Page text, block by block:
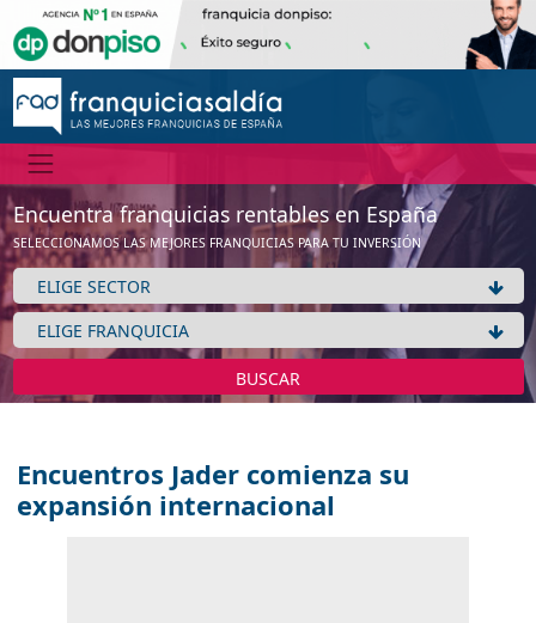
Encuentra franquicias rentables en España
SELECCIONAMOS LAS MEJORES FRANQUICIAS PARA TU INVERSIÓN
BUSCAR
Encuentros Jader comienza su
expansión internacional